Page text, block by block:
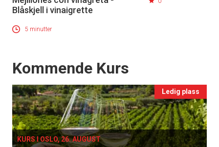
Blåskjell i vinaigrette
5 minutter
Events
Kommende Kurs
Ledig plass
KURS I OSLO, 26. AUGUST